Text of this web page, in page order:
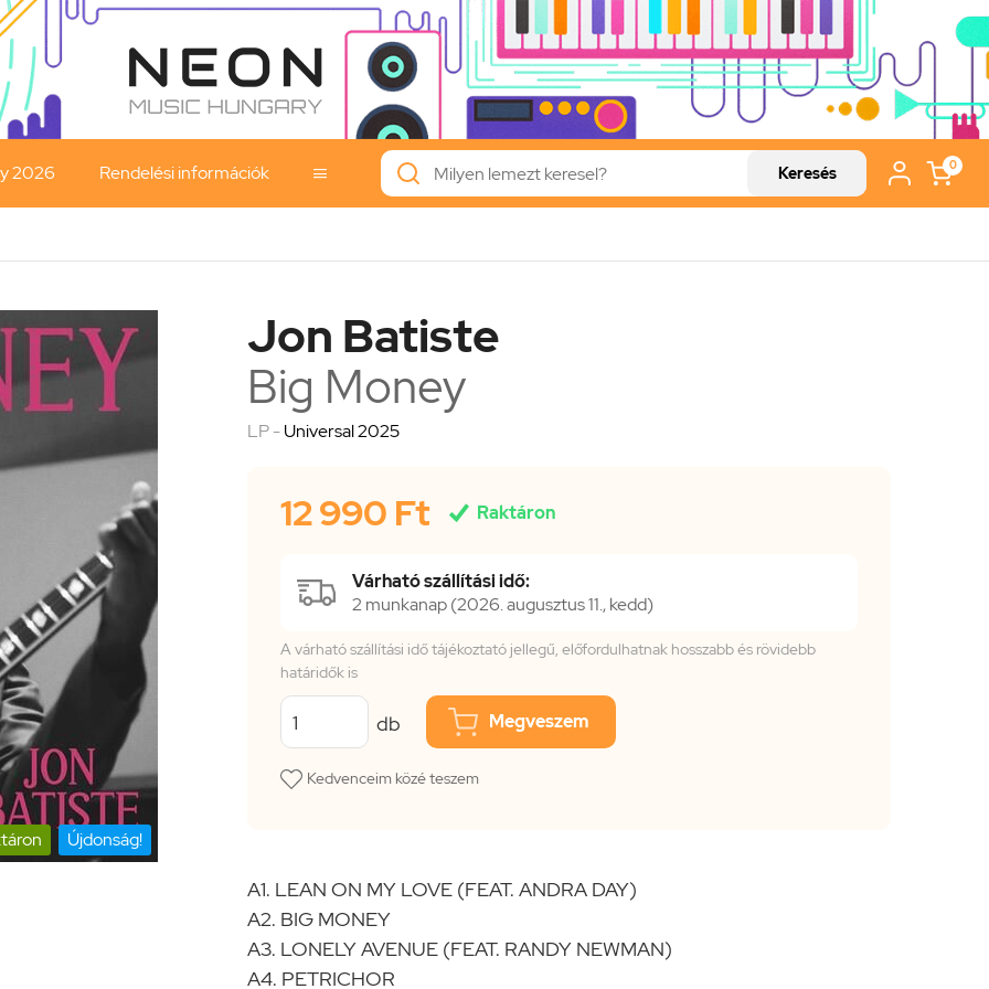
2026 Rendelési információk  Keresés 0
Újdonság!
Jon Batiste
Big Money
LP -Universal 2025
12 990 Ft  Raktáron
Várható szállítási idő:
2 munkanap (2026. augusztus 11., kedd)
A várható szállítási idő tájékoztató jellegű, előfordulhatnak hosszabb és rövidebb
határidők is
db Megveszem
Kedvenceim közé teszem
A1. LEAN ON MY LOVE (FEAT. ANDRA DAY)
A2. BIG MONEY
A3. LONELY AVENUE (FEAT. RANDY NEWMAN)
A4. PETRICHOR